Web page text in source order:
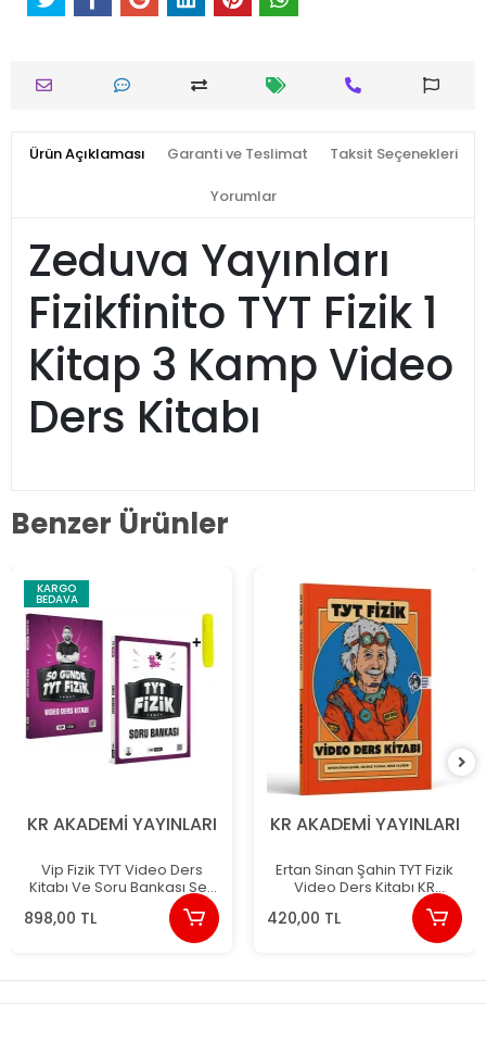
Ürün Açıklaması Garanti ve Teslimat Taksit Seçenekleri
Yorumlar
Zeduva Yayınları
Fizikfinito TYT Fizik 1
Kitap 3 Kamp Video
Ders Kitabı
Benzer Ürünler
KARGO
BEDAVA
KR AKADEMİ YAYINLARI
Vip Fizik TYT Video Ders
Kitabı Ve Soru Bankası Seti
VİP Fizik Yayınları
898,00 TL
KR AKADEMİ YAYINLARI
Ertan Sinan Şahin TYT Fizik
Video Ders Kitabı KR
Akademi Yayınları
420,00 TL